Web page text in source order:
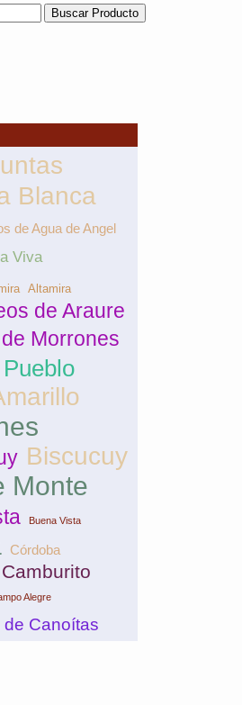
Blanca
de Agua de Angel
Viva
Altamira
de Araure
Morrones
Biscucuy
Monte
Buena Vista
Córdoba
Camburito
Alegre
de Canoítas